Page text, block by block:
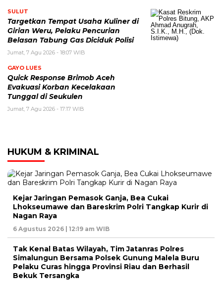
SULUT
Targetkan Tempat Usaha Kuliner di
Girian Weru, Pelaku Pencurian
Belasan Tabung Gas Diciduk Polisi
Jumat, 7 Agu 2026 - 18:07 WIB
GAYO LUES
Quick Response Brimob Aceh
Evakuasi Korban Kecelakaan
Tunggal di Seukulen
Jumat, 7 Agu 2026 - 17:17 WIB
HUKUM & KRIMINAL
Kejar Jaringan Pemasok Ganja, Bea Cukai
Lhokseumawe dan Bareskrim Polri Tangkap Kurir di
Nagan Raya
6 Agustus 2026 | 12:19 am WIB
Tak Kenal Batas Wilayah, Tim Jatanras Polres
Simalungun Bersama Polsek Gunung Malela Buru
Pelaku Curas hingga Provinsi Riau dan Berhasil
Bekuk Tersangka